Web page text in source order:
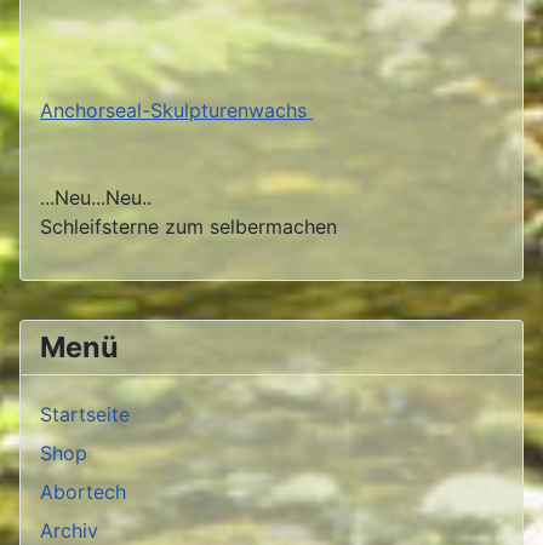
Menü
Startseite
Shop
Abortech
Archiv
Anchorseal-Skulpturenwachs
...Neu...Neu..
Schleifsterne zum selbermachen